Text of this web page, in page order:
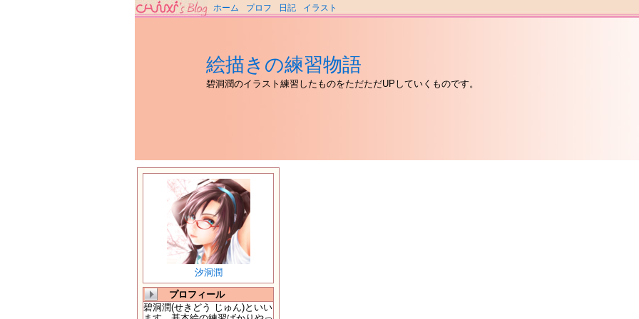
ホーム プロフ 日記 イラスト
絵描きの練習物語
碧洞潤のイラスト練習したものをただただUPしていくものです。
汐洞潤
プロフィール
碧洞潤(せきどう じゅん)といい